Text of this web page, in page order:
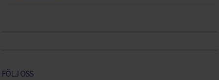
FÖLJ OSS